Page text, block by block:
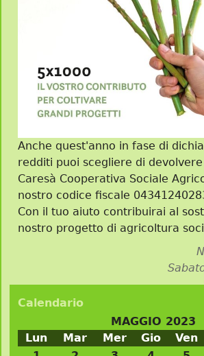
Anche quest'anno in fase di
redditi puoi scegliere di
Caresà Cooperativa Sociale
nostro codice fiscale
Con il tuo aiuto contribuirai al
nostro progetto di agricoltura
Calendario
MAGGIO 2023
Lun
Mar Mer Gio Ven